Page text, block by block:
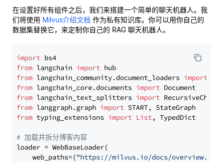
在设置好所有组件之后，我们来搭建一个简单的聊天机器人。我
们将使用 Milvus介绍文档 作为私有知识库。你可以用你自己的
数据集替换它，来定制你自己的 RAG 聊天机器人。
import
from langchain import
from langchain_community.document_loaders import
from langchain_core.documents import
from langchain_text_splitters import
from langgraph.graph import
from typing_extensions import List, TypedDict
# 加载并拆分博客内容
loader = WebBaseLoader(
    web_paths=(
"https://milvus.io/docs/overview.md"